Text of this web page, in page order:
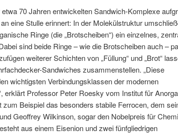
70 Jahren entwickelten Sandwich-Komplexe
eine Stulle erinnert: In der Molekülstruktur
Ringe (die „Brotscheiben“) ein einzelnes,
sind beide Ringe – wie die Brotscheiben auch –
weiterer Schichten von „Füllung“ und „Brot“
Sandwiches zusammenstellen. „Diese
wichtigsten Verbindungsklassen der modernen
erklärt Professor Peter Roesky vom Institut für
Beispiel das besonders stabile Ferrocen, dem
Geoffrey Wilkinson, sogar den Nobelpreis für
aus einem Eisenion und zwei fünfgliedrigen